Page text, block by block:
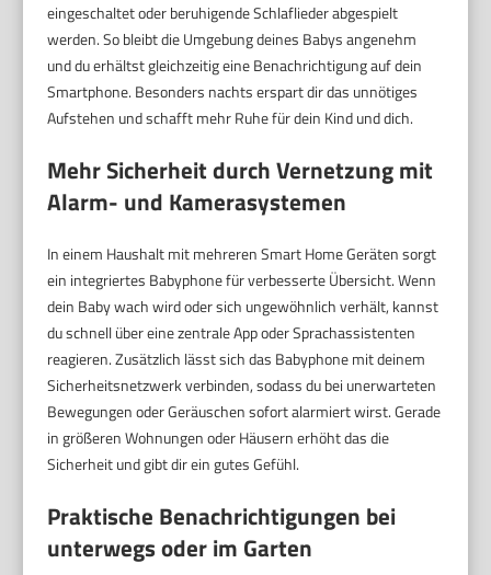
eingeschaltet oder beruhigende Schlaflieder abgespielt
werden. So bleibt die Umgebung deines Babys angenehm
und du erhältst gleichzeitig eine Benachrichtigung auf dein
Smartphone. Besonders nachts erspart dir das unnötiges
Aufstehen und schafft mehr Ruhe für dein Kind und dich.
Mehr Sicherheit durch Vernetzung mit
Alarm- und Kamerasystemen
In einem Haushalt mit mehreren Smart Home Geräten sorgt
ein integriertes Babyphone für verbesserte Übersicht. Wenn
dein Baby wach wird oder sich ungewöhnlich verhält, kannst
du schnell über eine zentrale App oder Sprachassistenten
reagieren. Zusätzlich lässt sich das Babyphone mit deinem
Sicherheitsnetzwerk verbinden, sodass du bei unerwarteten
Bewegungen oder Geräuschen sofort alarmiert wirst. Gerade
in größeren Wohnungen oder Häusern erhöht das die
Sicherheit und gibt dir ein gutes Gefühl.
Praktische Benachrichtigungen bei
unterwegs oder im Garten